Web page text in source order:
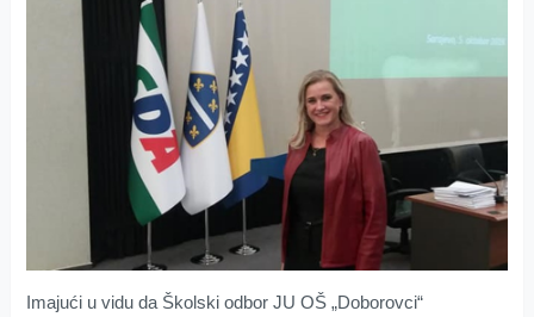
Imajući u vidu da Školski odbor JU OŠ „Doborovci“